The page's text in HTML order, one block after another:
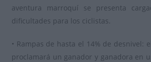
aventura marroquí se presenta
dificultades para los ciclistas.
• Rampas de hasta el 14% de desnivel:
proclamará un ganador y ganadora en